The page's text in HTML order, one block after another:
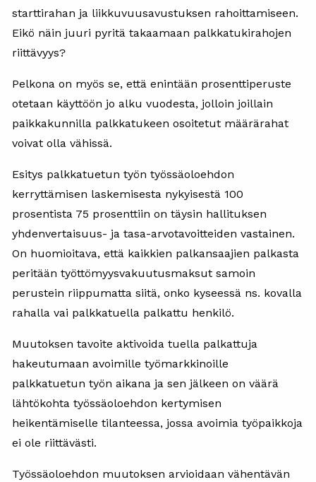
starttirahan ja liikkuvuusavustuksen rahoittamiseen.
Eikö näin juuri pyritä takaamaan palkkatukirahojen
riittävyys?
Pelkona on myös se, että enintään prosenttiperuste
otetaan käyttöön jo alku vuodesta, jolloin joillain
paikkakunnilla palkkatukeen osoitetut määrärahat
voivat olla vähissä.
Esitys palkkatuetun työn työssäoloehdon
kerryttämisen laskemisesta nykyisestä 100
prosentista 75 prosenttiin on täysin hallituksen
yhdenvertaisuus- ja tasa-arvotavoitteiden vastainen.
On huomioitava, että kaikkien palkansaajien palkasta
peritään työttömyysvakuutusmaksut samoin
perustein riippumatta siitä, onko kyseessä ns. kovalla
rahalla vai palkkatuella palkattu henkilö.
Muutoksen tavoite aktivoida tuella palkattuja
hakeutumaan avoimille työmarkkinoille
palkkatuetun työn aikana ja sen jälkeen on väärä
lähtökohta työssäoloehdon kertymisen
heikentämiselle tilanteessa, jossa avoimia työpaikkoja
ei ole riittävästi.
Työssäoloehdon muutoksen arvioidaan vähentävän